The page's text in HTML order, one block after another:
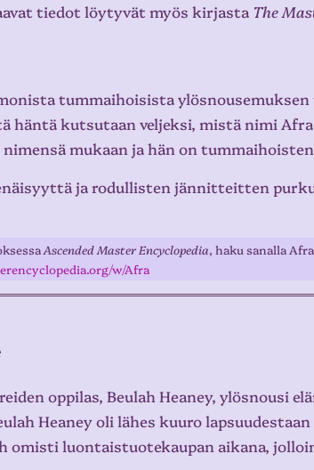
tiedot löytyvät myös kirjasta The
tummaihoisista
häntä kutsutaan veljeksi, mistä nimi
mukaan ja hän on
ja rodullisten jännitteitten
Ascended Master Encyclopedia, haku sanalla Afra
w/Afra
oppilas, Beulah Heaney, ylösnousi
Heaney oli lähes kuuro
omisti luontaistuotekaupan aikana,